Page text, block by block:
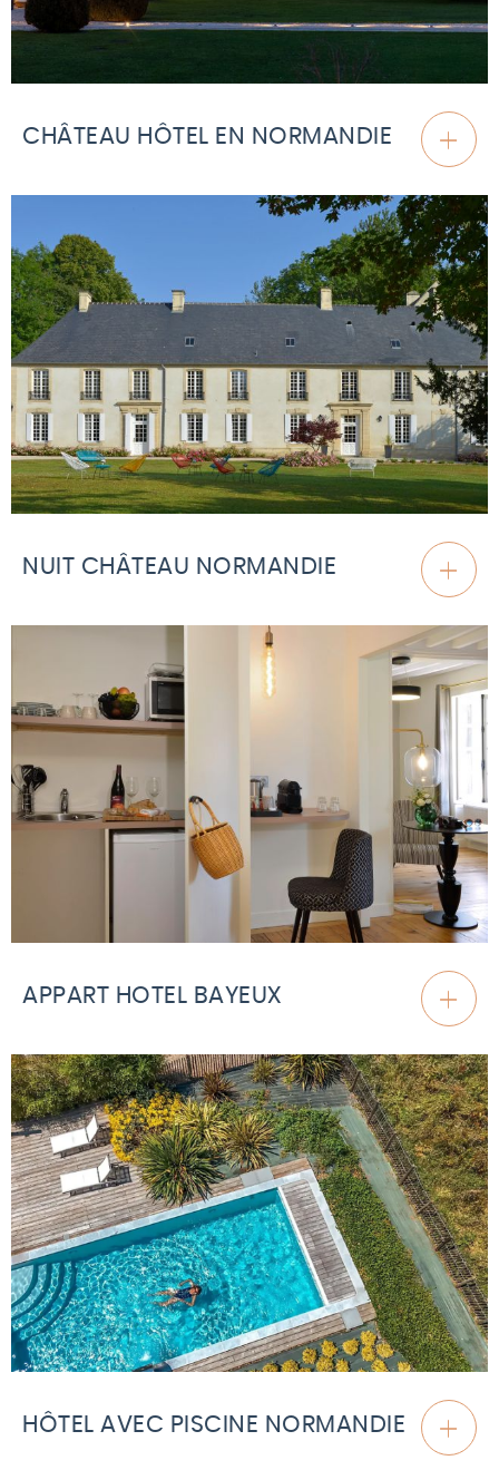
CHÂTEAU HÔTEL EN NORMANDIE
NUIT CHÂTEAU NORMANDIE
APPART HOTEL BAYEUX
HÔTEL AVEC PISCINE NORMANDIE